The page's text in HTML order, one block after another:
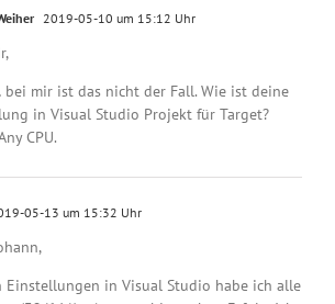
2019-05-10 um 15:12 Uhr
bei mir ist das nicht der Fall. Wie ist deine
in Visual Studio Projekt für Target?
CPU.
05-13 um 15:32 Uhr
Einstellungen in Visual Studio habe ich alle